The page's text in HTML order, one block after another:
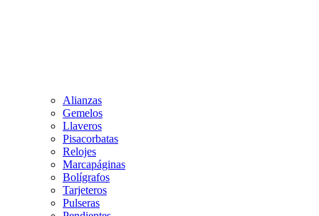
Alianzas
Gemelos
Llaveros
Pisacorbatas
Relojes
Marcapáginas
Bolígrafos
Tarjeteros
Pulseras